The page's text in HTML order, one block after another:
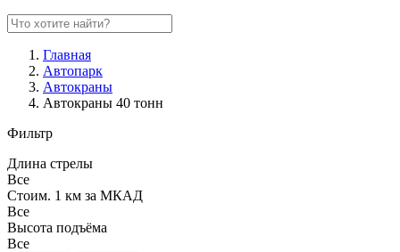
Главная
Автопарк
Автокраны
Автокраны 40 тонн
Фильтр
Длина стрелы
Все
Стоим. 1 км за МКАД
Все
Высота подъёма
Все